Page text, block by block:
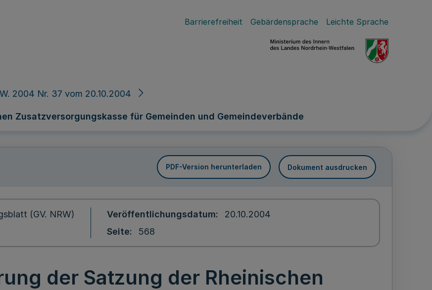
Barrierefreiheit Gebärdensprache Leichte Sprache
2004 Nr. 37 vom 20.10.2004
Zusatzversorgungskasse für Gemeinden und Gemeindeverbände
PDF-Version herunterladen Dokument ausdrucken
(GV. NRW)
Veröffentlichungsdatum
20.10.2004
Seite
568
der Satzung der Rheinischen